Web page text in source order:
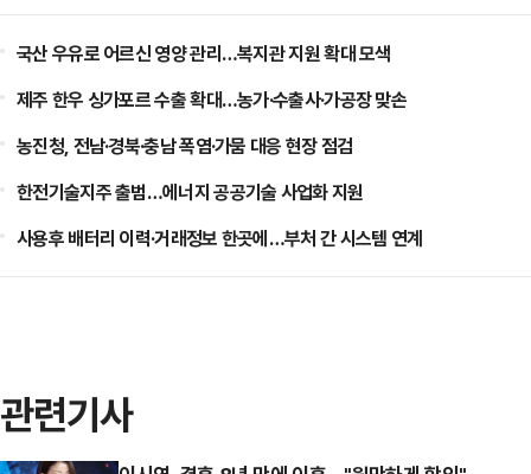
국산 우유로 어르신 영양 관리…복지관 지원 확대 모색
제주 한우 싱가포르 수출 확대…농가·수출사·가공장 맞손
농진청, 전남·경북·충남 폭염·가뭄 대응 현장 점검
한전기술지주 출범…에너지 공공기술 사업화 지원
사용후 배터리 이력·거래정보 한곳에…부처 간 시스템 연계
관련기사